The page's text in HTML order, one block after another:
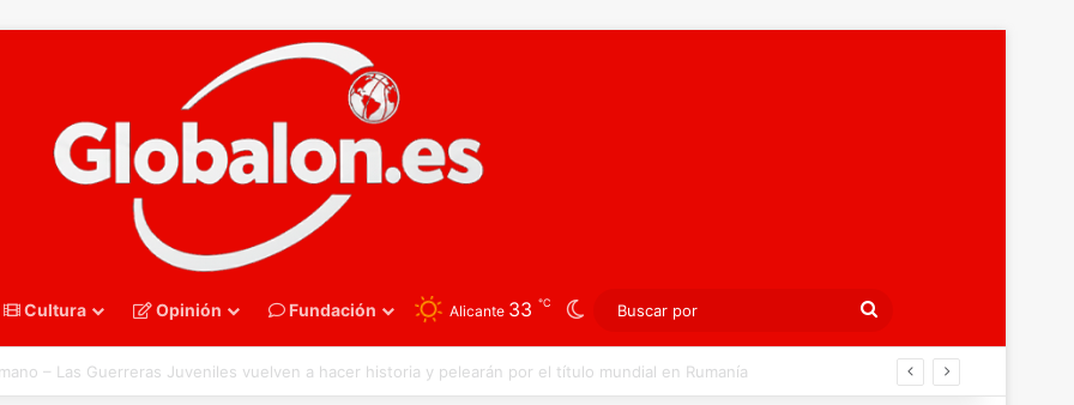
Cultura Opinión Fundación Alicante 33 ℃ Switch skin
Buscar
por
– Alemania frena el sueño de los Hispanos Juveniles, que lucharán ahora por el bronce europeo